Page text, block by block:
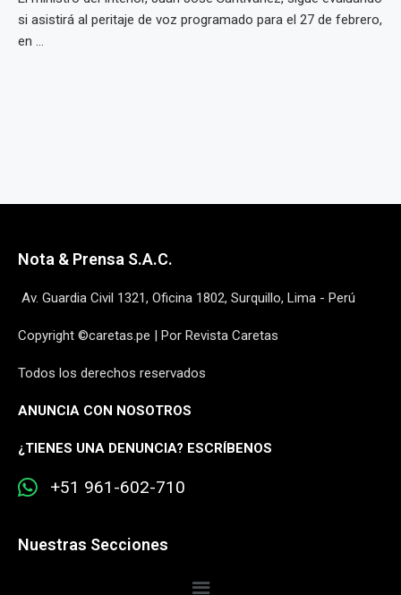
si asistirá al peritaje de voz programado para el 27 de febrero,
en ...
Nota & Prensa S.A.C.
Av. Guardia Civil 1321, Oficina 1802, Surquillo, Lima - Perú
Copyright ©caretas.pe | Por Revista Caretas
Todos los derechos reservados
ANUNCIA CON NOSOTROS
¿TIENES UNA DENUNCIA? ESCRÍBENOS
+51 961-602-710
Nuestras Secciones